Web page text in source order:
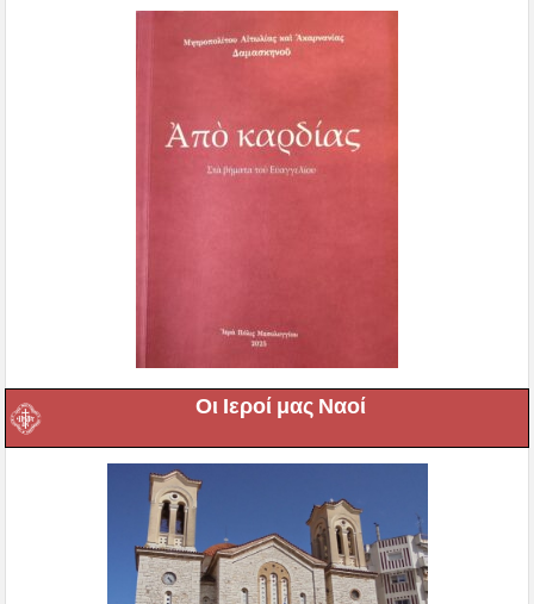
Οι Ιεροί μας Ναοί